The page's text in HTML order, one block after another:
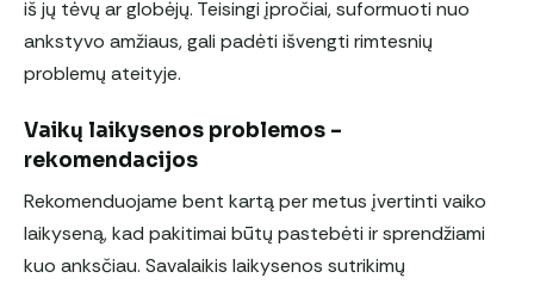
iš jų tėvų ar globėjų. Teisingi įpročiai, suformuoti nuo
ankstyvo amžiaus, gali padėti išvengti rimtesnių
problemų ateityje.
Vaikų laikysenos problemos –
rekomendacijos
Rekomenduojame bent kartą per metus įvertinti vaiko
laikyseną, kad pakitimai būtų pastebėti ir sprendžiami
kuo anksčiau. Savalaikis laikysenos sutrikimų